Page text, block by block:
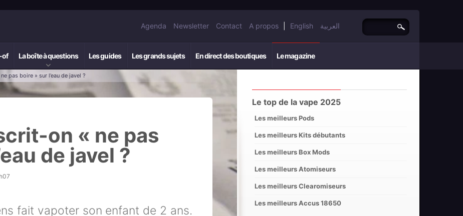
Agenda Newsletter Contact A propos English العربية
of La boîte à questions Les guides Les grands sujets En direct des boutiques Le magazine
pas boire » sur l’eau de javel ?
on « ne pas
de javel ?
fait vapoter son enfant de 2 ans.
Le top de la vape 2025
Les meilleurs Pods
Les meilleurs Kits débutants
Les meilleurs Box Mods
Les meilleurs Atomiseurs
Les meilleurs Clearomiseurs
Les meilleurs Accus 18650